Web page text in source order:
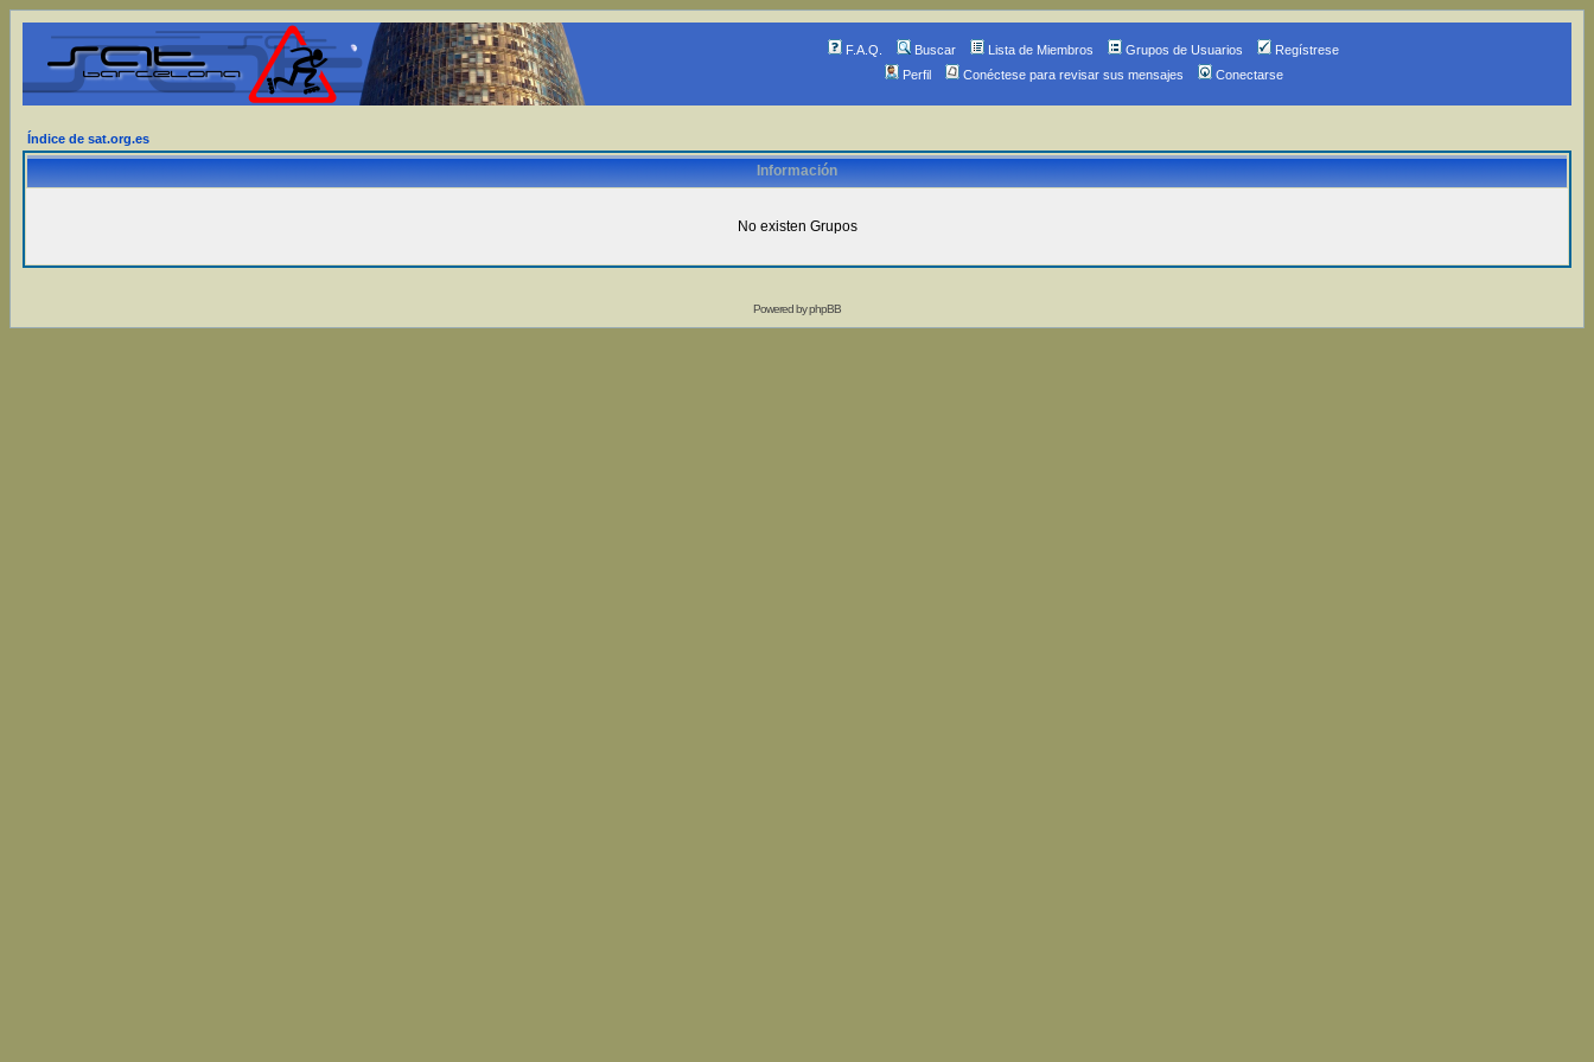
F.A.Q. Buscar Lista de Miembros Grupos de Usuarios
Regístrese
Perfil
Conéctese para revisar sus mensajes Conectarse
Índice de sat.org.es
Información
No existen Grupos
Powered byphpBB